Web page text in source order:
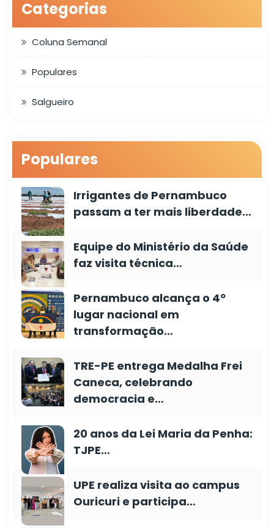
Categorias
Coluna Semanal
Populares
Salgueiro
Populares
Irrigantes de Pernambuco
passam a ter mais liberdade…
Equipe do Ministério da Saúde
faz visita técnica…
Pernambuco alcança o 4º
lugar nacional em
transformação…
TRE-PE entrega Medalha Frei
Caneca, celebrando
democracia e…
20 anos da Lei Maria da Penha:
TJPE…
UPE realiza visita ao campus
Ouricuri e participa…